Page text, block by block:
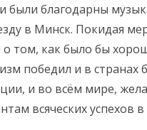
были благодарны
в Минск. Покидая
о том, как было бы
победил и в странах
и во всём мире,
всяческих успехов